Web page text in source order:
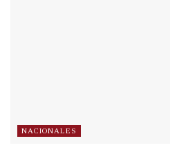
NACIONALES